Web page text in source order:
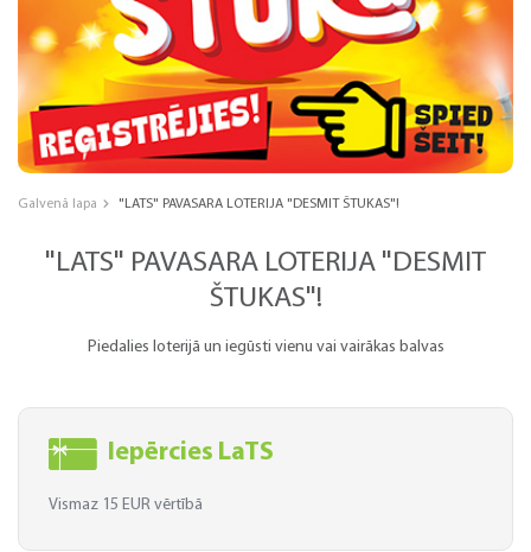
Galvenā lapa "LATS" PAVASARA LOTERIJA "DESMIT ŠTUKAS"!
"LATS" PAVASARA LOTERIJA "DESMIT
ŠTUKAS"!
Piedalies loterijā un iegūsti vienu vai vairākas balvas
Iepērcies LaTS
Vismaz 15 EUR vērtībā